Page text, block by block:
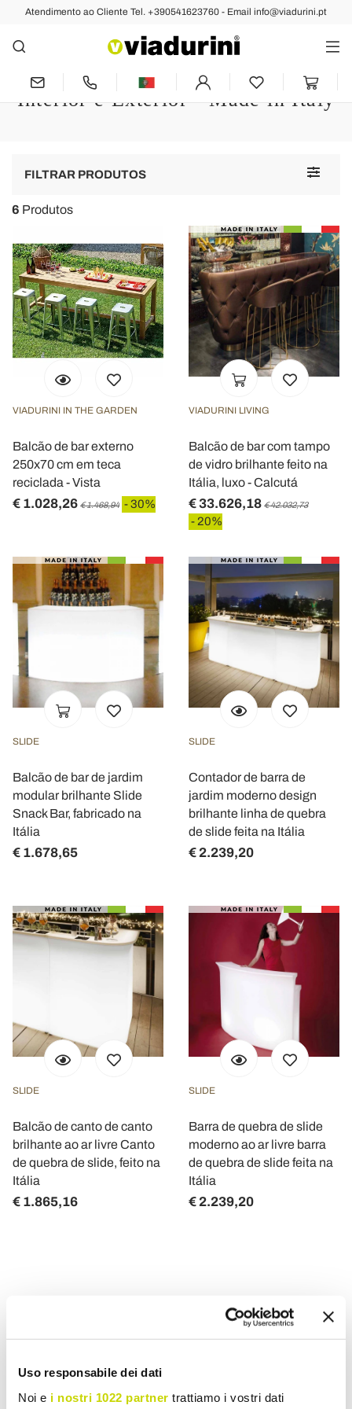
Uso responsabile dei dati
Noi e i nostri 1022 partner trattiamo i vostri dati
Atendimento ao Cliente Tel. +390541623760 - Email info@viadurini.pt
Balcão de Bar para Casa com
Design Moderno e Vintage para
Interior e Exterior - Made in Italy
Toggle
FILTRAR PRODUTOS
6 Produtos
VIADURINI IN THE GARDEN
Balcão de bar externo
250x70 cm em teca
reciclada - Vista
€ 1.028,26 € 1.468,94 - 30%
VIADURINI LIVING
Balcão de bar com tampo
de vidro brilhante feito na
Itália, luxo - Calcutá
€ 33.626,18 € 42.032,73
- 20%
SLIDE
Balcão de bar de jardim
modular brilhante Slide
Snack Bar, fabricado na
Itália
€ 1.678,65
SLIDE
Contador de barra de
jardim moderno design
brilhante linha de quebra
de slide feita na Itália
€ 2.239,20
SLIDE
Balcão de canto de canto
brilhante ao ar livre Canto
de quebra de slide, feito na
Itália
€ 1.865,16
SLIDE
Barra de quebra de slide
moderno ao ar livre barra
de quebra de slide feita na
Itália
€ 2.239,20
Balcão de bar doméstico para interior e exterior com
iluminação ou com design moderno
barcomointerno ou externo é certamente a primeira coisa que
atraivisualmente aatenção.